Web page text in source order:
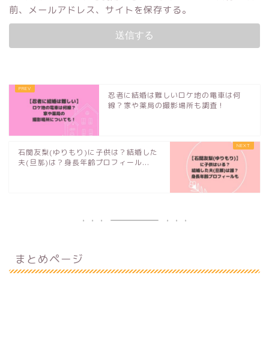
前、メールアドレス、サイトを保存する。
忍者に結婚は難しいロケ地の電車は何
線？家や薬局の撮影場所も調査！
石関友梨(ゆりもり)に子供は？結婚した
夫(旦那)は？身長年齢プロフィール...
まとめページ